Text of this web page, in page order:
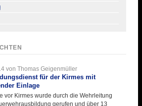
von Thomas Geigenmüller
für der Kirmes mit
Einlage
vor Kirmes wurde durch die Wehrleitung
gerufen und über 13